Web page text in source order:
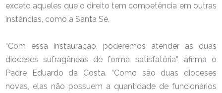
exceto aqueles que o direito tem competência em outras
instâncias, como a Santa Sé.
“Com essa instauração, poderemos atender as duas
dioceses sufragâneas de forma satisfatória”, afirma o
Padre Eduardo da Costa. “Como são duas dioceses
novas, elas não possuem a quantidade de funcionários